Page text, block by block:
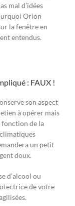
mal d’idées
Orion
la fenêtre en
entendus.
: FAUX !
son aspect
à opérer mais
fonction de la
un petit
doux.
d’alcool ou
de votre